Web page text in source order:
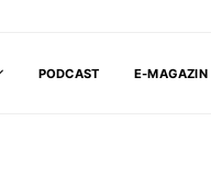
PODCAST E-MAGAZIN